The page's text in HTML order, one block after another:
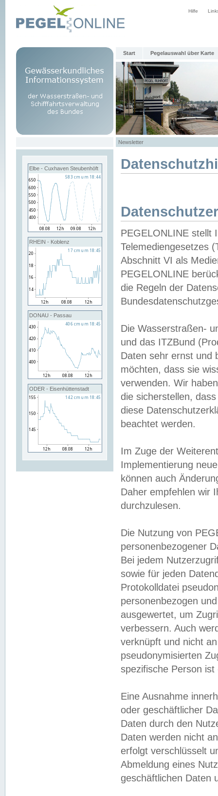
Hilfe
Start Pegelauswahl über Karte
Newsletter
Elbe - Cuxhaven Steubenhöft
RHEIN - Koblenz
DONAU - Passau
ODER - Eisenhüttenstadt
PEGELONLINE stellt
Telemediengesetzes
Abschnitt VI als
PEGELONLINE
die Regeln der
Die Wasserstraßen-
und das ITZBund
Daten sehr ernst und
möchten, dass sie
verwenden. Wir
die sicherstellen,
diese
beachtet werden.
Im Zuge der
Implementierung
können auch
Daher empfehlen wir
durchzulesen.
Die Nutzung von
personenbezogener
Bei jedem
sowie für jeden
Protokolldatei
personenbezogen
ausgewertet, um
verbessern. Auch
verknüpft und nicht
pseudonymisierten
spezifische Person
Eine Ausnahme
oder geschäftlicher
Daten durch den
Daten werden nicht
erfolgt verschlüsselt
Abmeldung eines
geschäftlichen Daten